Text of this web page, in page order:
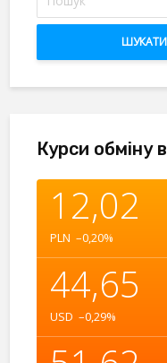
ШУКАТИ
Курси обміну
12,02
PLN –0,20%
44,65
USD –0,29%